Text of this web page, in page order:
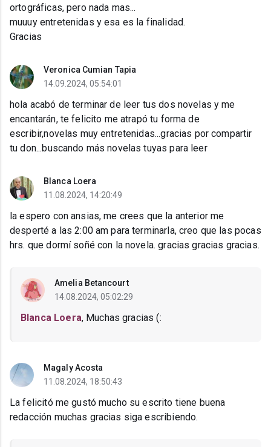
ortográficas, pero nada mas...
muuuy entretenidas y esa es la finalidad.
Gracias
Veronica Cumian Tapia
14.09.2024, 05:54:01
hola acabó de terminar de leer tus dos novelas y me
encantarán, te felicito me atrapó tu forma de
escribir,novelas muy entretenidas...gracias por compartir
tu don...buscando más novelas tuyas para leer
Blanca Loera
11.08.2024, 14:20:49
la espero con ansias, me crees que la anterior me
desperté a las 2:00 am para terminarla, creo que las pocas
hrs. que dormí soñé con la novela. gracias gracias gracias.
Amelia Betancourt
14.08.2024, 05:02:29
Blanca Loera, Muchas gracias (:
Magaly Acosta
11.08.2024, 18:50:43
La felicitó me gustó mucho su escrito tiene buena
redacción muchas gracias siga escribiendo.